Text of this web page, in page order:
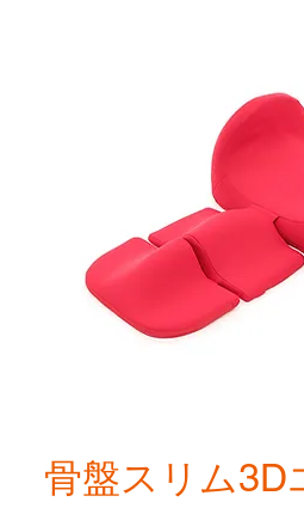
骨盤スリム3D